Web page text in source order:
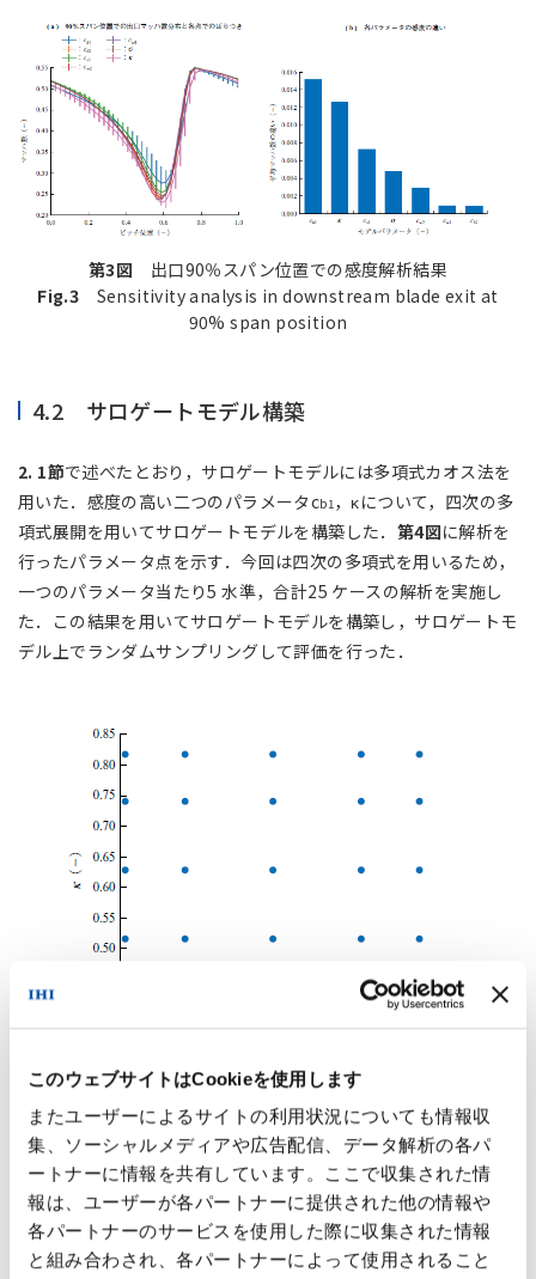
このウェブサイトはCookieを使用します
またユーザーによるサイトの利用状況についても情報収
集、ソーシャルメディアや広告配信、データ解析の各パ
ートナーに情報を共有しています。ここで収集された情
報は、ユーザーが各パートナーに提供された他の情報や
各パートナーのサービスを使用した際に収集された情報
と組み合わされ、各パートナーによって使用されること
第3図 出口90％スパン位置での感度解析結果
Fig.3 Sensitivity analysis in downstream blade exit at
90% span position
4.2 サロゲートモデル構築
2. 1節で述べたとおり，サロゲートモデルには多項式カオス法を
用いた．感度の高い二つのパラメータcb1，κについて，四次の多
項式展開を用いてサロゲートモデルを構築した． 第4図に解析を
行ったパラメータ点を示す．今回は四次の多項式を用いるため，
一つのパラメータ当たり5 水準，合計25 ケースの解析を実施し
た．この結果を用いてサロゲートモデルを構築し，サロゲートモ
デル上でランダムサンプリングして評価を行った．
第4図 サロゲートモデル構築に用いた解析点
Fig.4Calculation points for surrogate model generation
今回のサロゲートモデルによって予測された結果のばらつきの幅
を第5図 に示す．評価する結果は第3図と同様に90％スパン位置
のマッハ数分布とし，実験結果を真値としてチューニングを行
う．「実験結果と合う」という指標をどのようにするかという点